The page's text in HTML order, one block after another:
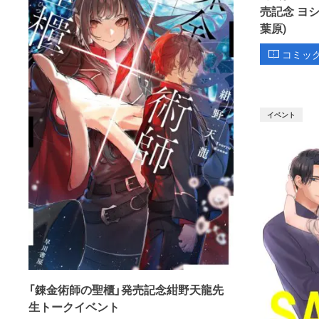
売記念 ヨ
葉原)
コミッ
「錬金術師の聖櫃」発売記念紺野天龍先
生トークイベント
イベント